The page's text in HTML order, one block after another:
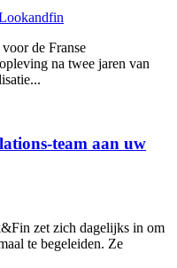
de Franse
na twee jaren van
team aan uw
zet zich dagelijks in om
te begeleiden. Ze